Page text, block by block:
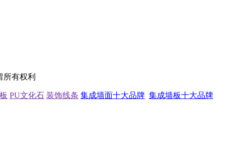
所有权利
PU文化石 装饰线条 集成墙面十大品牌 集成墙板十大品牌